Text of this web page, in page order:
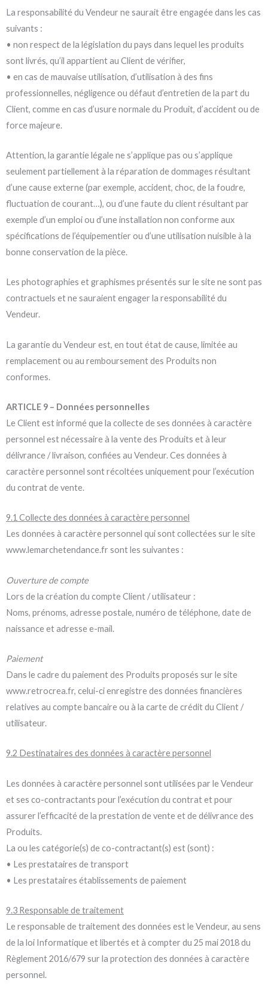
La responsabilité du Vendeur ne saurait être engagée dans les cas
suivants :
• non respect de la législation du pays dans lequel les produits
sont livrés, qu’il appartient au Client de vérifier,
• en cas de mauvaise utilisation, d’utilisation à des fins
professionnelles, négligence ou défaut d’entretien de la part du
Client, comme en cas d’usure normale du Produit, d’accident ou de
force majeure.
Attention, la garantie légale ne s’applique pas ou s’applique
seulement partiellement à la réparation de dommages résultant
d’une cause externe (par exemple, accident, choc, de la foudre,
fluctuation de courant…), ou d’une faute du client résultant par
exemple d’un emploi ou d’une installation non conforme aux
spécifications de l’équipementier ou d’une utilisation nuisible à la
bonne conservation de la pièce.
Les photographies et graphismes présentés sur le site ne sont pas
contractuels et ne sauraient engager la responsabilité du
Vendeur.
La garantie du Vendeur est, en tout état de cause, limitée au
remplacement ou au remboursement des Produits non
conformes.
ARTICLE 9 – Données personnelles
Le Client est informé que la collecte de ses données à caractère
personnel est nécessaire à la vente des Produits et à leur
délivrance / livraison, confiées au Vendeur. Ces données à
caractère personnel sont récoltées uniquement pour l’exécution
du contrat de vente.
9.1 Collecte des données à caractère personnel
Les données à caractère personnel qui sont collectées sur le site
www.lemarchetendance.fr sont les suivantes :
Ouverture de compte
Lors de la création du compte Client / utilisateur :
Noms, prénoms, adresse postale, numéro de téléphone, date de
naissance et adresse e-mail.
Paiement
Dans le cadre du paiement des Produits proposés sur le site
www.retrocrea.fr, celui-ci enregistre des données financières
relatives au compte bancaire ou à la carte de crédit du Client /
utilisateur.
9.2 Destinataires des données à caractère personnel
Les données à caractère personnel sont utilisées par le Vendeur
et ses co-contractants pour l’exécution du contrat et pour
assurer l’efficacité de la prestation de vente et de délivrance des
Produits.
La ou les catégorie(s) de co-contractant(s) est (sont) :
• Les prestataires de transport
• Les prestataires établissements de paiement
9.3 Responsable de traitement
Le responsable de traitement des données est le Vendeur, au sens
de la loi Informatique et libertés et à compter du 25 mai 2018 du
Règlement 2016/679 sur la protection des données à caractère
personnel.